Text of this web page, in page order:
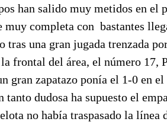
han salido muy metidos en
muy completa con bastantes
tras una gran jugada trenzada
frontal del área, el número 17,
gran zapatazo ponía el 1-0 en
tanto dudosa ha supuesto el
no había traspasado la